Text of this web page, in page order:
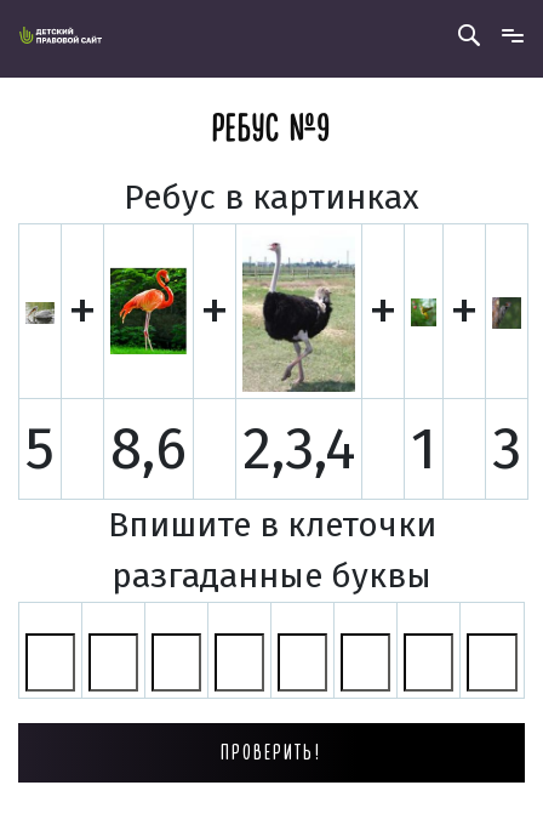
РЕБУС № 9
Ребус в картинках
+ + +
+
5
8,6 2,3,4 1 3
Впишите в клеточки
разгаданные буквы